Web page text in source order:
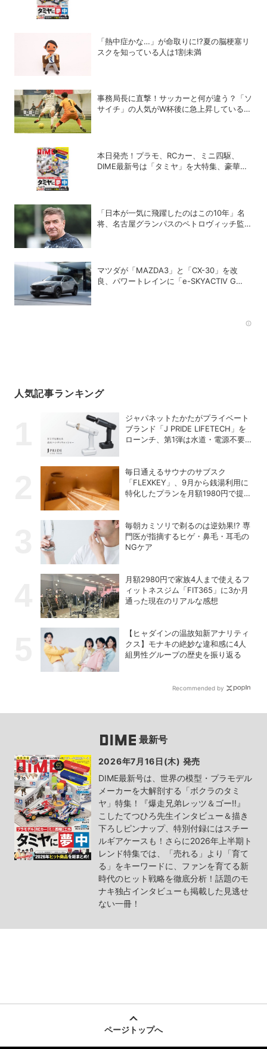
「熱中症かな…」が命取りに!?夏の脳梗塞リ
スクを知っている人は1割未満
事務局長に直撃！サッカーと何が違う？「ソ
サイチ」の人気がW杯後に急上昇しているワ
本日発売！プラモ、RCカー、ミニ四駆、
DIME最新号は「タミヤ」を大特集、豪華付
「日本が一気に飛躍したのはこの10年」名
将、名古屋グランパスのペトロヴィッチ監督
マツダが「MAZDA3」と「CX-30」を改
良、パワートレインに「e-SKYACTIV G
人気記事ランキング
ジャパネットたかたがプライベート
ブランド「J PRIDE LIFETECH」を
ローンチ、第1弾は水道・電源不要
毎日通えるサウナのサブスク
「FLEXKEY」、9月から銭湯利用に
特化したプランを月額1980円で提供
毎朝カミソリで剃るのは逆効果!? 専
門医が指摘するヒゲ・鼻毛・耳毛の
NGケア
月額2980円で家族4人まで使えるフ
ィットネスジム「FIT365」に3か月
通った現在のリアルな感想
【ヒャダインの温故知新アナリティ
クス】モナキの絶妙な違和感に4人
組男性グループの歴史を振り返る
Recommended by
最新号
2026年7月16日(木) 発売
DIME最新号は、世界の模型・プラモデル
メーカーを大解剖する「ボクラのタミ
ヤ」特集！『爆走兄弟レッツ＆ゴー!!』
こしたてつひろ先生インタビュー＆描き
下ろしピンナップ、特別付録にはスチー
ルギアケースも！さらに2026年上半期ト
レンド特集では、「売れる」より「育て
る」をキーワードに、ファンを育てる新
時代のヒット戦略を徹底分析！話題のモ
ナキ独占インタビューも掲載した見逃せ
ない一冊！
ページトップへ